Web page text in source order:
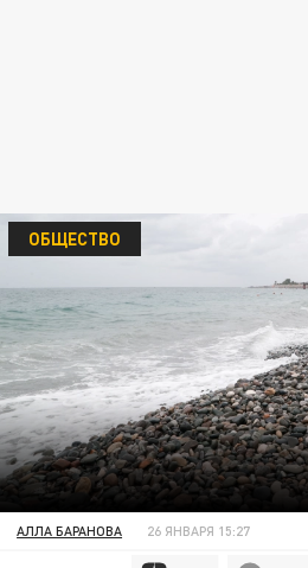
ОБЩЕСТВО
АЛЛА БАРАНОВА 26 ЯНВАРЯ 15:27